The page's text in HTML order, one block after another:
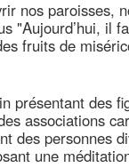
nos paroisses,
"Aujourd’hui, il
fruits de
présentant des
associations
des personnes
une